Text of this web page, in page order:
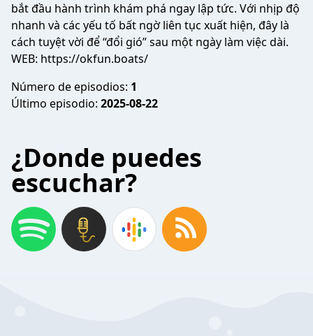
bắt đầu hành trình khám phá ngay lập tức. Với nhịp độ
nhanh và các yếu tố bất ngờ liên tục xuất hiện, đây là
cách tuyệt vời để “đổi gió” sau một ngày làm việc dài.
WEB: https://okfun.boats/
Número de episodios: 1
Último episodio: 2025-08-22
¿Donde puedes
escuchar?